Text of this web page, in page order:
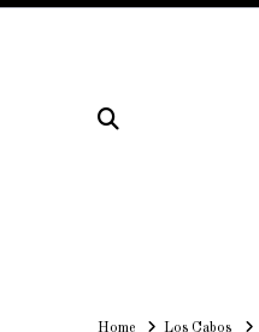
HomeHomeLos Cabos